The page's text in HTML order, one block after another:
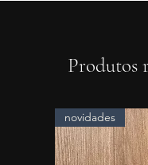
Produtos
novidades